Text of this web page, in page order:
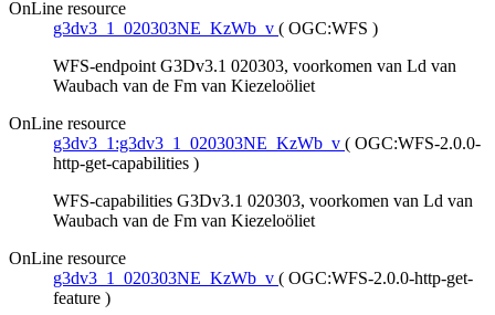
OnLine resource
g3dv3_1_020303NE_KzWb_v ( OGC:WFS )
WFS-endpoint G3Dv3.1 020303, voorkomen van Ld van
Waubach van de Fm van Kiezeloöliet
OnLine resource
g3dv3_1:g3dv3_1_020303NE_KzWb_v ( OGC:WFS-2.0.0-
http-get-capabilities )
WFS-capabilities G3Dv3.1 020303, voorkomen van Ld van
Waubach van de Fm van Kiezeloöliet
OnLine resource
g3dv3_1_020303NE_KzWb_v ( OGC:WFS-2.0.0-http-get-
feature )